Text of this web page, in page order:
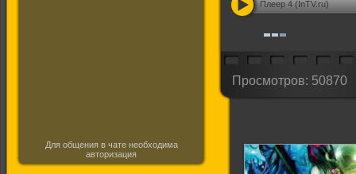
Для общения в чате необходима
авторизация
Плеер 4 (InTV.ru)
Просмотров: 50870